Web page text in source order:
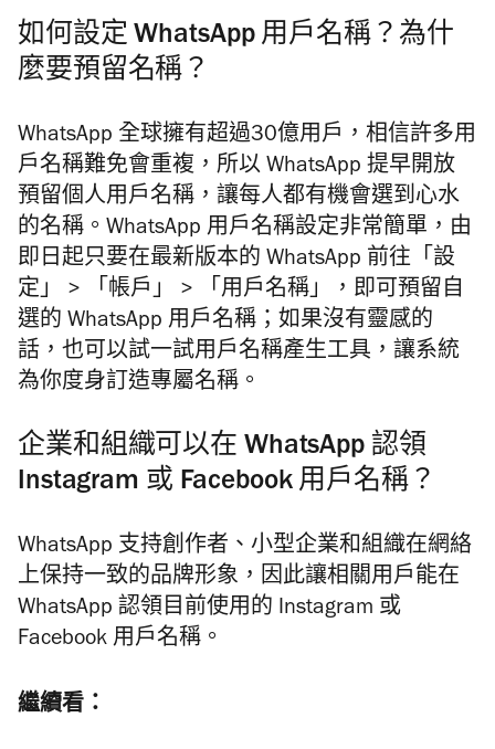
如何設定 WhatsApp 用戶名稱？為什
麼要預留名稱？
WhatsApp 全球擁有超過30億用戶，相信許多用
戶名稱難免會重複，所以 WhatsApp 提早開放
預留個人用戶名稱，讓每人都有機會選到心水
的名稱。WhatsApp 用戶名稱設定非常簡單，由
即日起只要在最新版本的 WhatsApp 前往「設
定」 > 「帳戶」 > 「用戶名稱」，即可預留自
選的 WhatsApp 用戶名稱；如果沒有靈感的
話，也可以試一試用戶名稱產生工具，讓系統
為你度身訂造專屬名稱。
企業和組織可以在 WhatsApp 認領
Instagram 或 Facebook 用戶名稱？
WhatsApp 支持創作者、小型企業和組織在網絡
上保持一致的品牌形象，因此讓相關用戶能在
WhatsApp 認領目前使用的 Instagram 或
Facebook 用戶名稱。
繼續看：